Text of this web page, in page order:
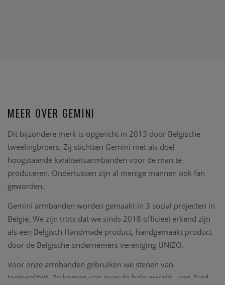
MEER OVER GEMINI
Dit bijzondere merk is opgericht in 2013 door Belgische
tweelingbroers. Zij stichtten Gemini met als doel
hoogstaande kwaliteitsarmbanden voor de man te
produceren. Ondertussen zijn al menige mannen ook fan
geworden.
Gemini armbanden worden gemaakt in 3 social projecten in
België. We zijn trots dat we sinds 2018 officieel erkend zijn
als een Belgisch Handmade product, handgemaakt product
door de Belgische ondernemers vereniging UNIZO.
Voor onze armbanden gebruiken we stenen van
topkwaliteit. Ze komen van over de hele wereld - van Zuid-